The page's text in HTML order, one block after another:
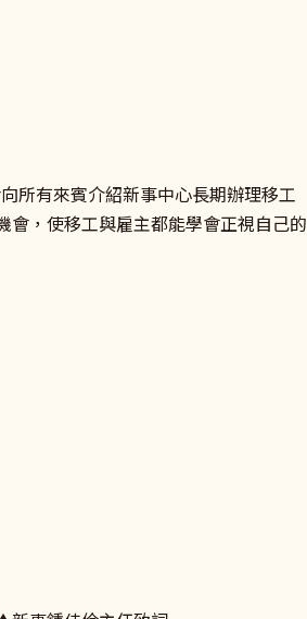
所有來賓介紹新事中心長期辦理移工
，使移工與雇主都能學會正視自己的